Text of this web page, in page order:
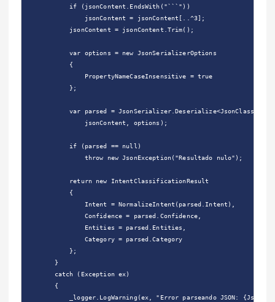
            if (jsonContent.EndsWith("```"))
                jsonContent = jsonContent[..^3];
            jsonContent = jsonContent.Trim();
            var options = new JsonSerializerOptions
            {
                PropertyNameCaseInsensitive = true
            };
var parsed =
                jsonContent, options);
            if (parsed == null)
                throw new JsonException("Resultado nulo");
            return new IntentClassificationResult
            {
                Intent = NormalizeIntent(parsed.Intent),
                Confidence = parsed.Confidence,
                Entities = parsed.Entities,
                Category = parsed.Category
            };
        }
        catch (Exception ex)
        {
_logger.LogWarning(ex, "Error parseando JSON: